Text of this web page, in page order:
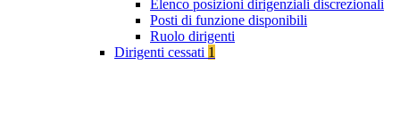
Elenco posizioni dirigenziali discrezionali
Posti di funzione disponibili
Ruolo dirigenti
Dirigenti cessati 1